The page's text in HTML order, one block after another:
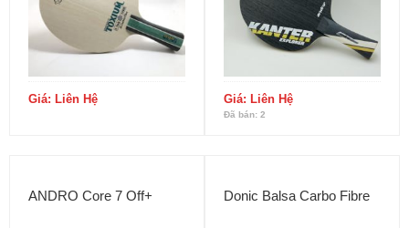
Giá: Liên Hệ Giá: Liên Hệ
Đã bán: 2
ANDRO Core 7 Off+ Donic Balsa Carbo Fibre